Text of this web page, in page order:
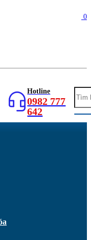
0
Hotline
0982 777
642